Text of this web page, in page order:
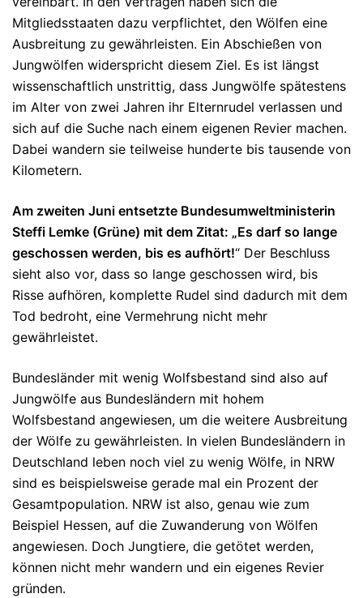
Mitgliedsstaaten dazu verpflichtet, den Wölfen eine
Ausbreitung zu gewährleisten. Ein Abschießen von
Jungwölfen widerspricht diesem Ziel. Es ist längst
wissenschaftlich unstrittig, dass Jungwölfe spätestens
im Alter von zwei Jahren ihr Elternrudel verlassen und
sich auf die Suche nach einem eigenen Revier machen.
Dabei wandern sie teilweise hunderte bis tausende von
Kilometern.
Am zweiten Juni entsetzte Bundesumweltministerin
Steffi Lemke (Grüne) mit dem Zitat: „Es darf so lange
geschossen werden, bis es aufhört!“ Der Beschluss
sieht also vor, dass so lange geschossen wird, bis
Risse aufhören, komplette Rudel sind dadurch mit dem
Tod bedroht, eine Vermehrung nicht mehr
gewährleistet.
Bundesländer mit wenig Wolfsbestand sind also auf
Jungwölfe aus Bundesländern mit hohem
Wolfsbestand angewiesen, um die weitere Ausbreitung
der Wölfe zu gewährleisten. In vielen Bundesländern in
Deutschland leben noch viel zu wenig Wölfe, in NRW
sind es beispielsweise gerade mal ein Prozent der
Gesamtpopulation. NRW ist also, genau wie zum
Beispiel Hessen, auf die Zuwanderung von Wölfen
angewiesen. Doch Jungtiere, die getötet werden,
können nicht mehr wandern und ein eigenes Revier
gründen.